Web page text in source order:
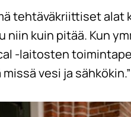
tehtäväkriittiset alat
niin kuin pitää. Kun
-laitosten
vesi ja sähkökin.”